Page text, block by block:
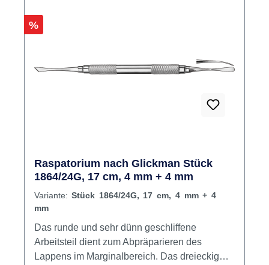
Rabatt
%
Raspatorium nach Glickman Stück
1864/24G, 17 cm, 4 mm + 4 mm
Variante: Stück 1864/24G, 17 cm, 4 mm + 4
mm
Das runde und sehr dünn geschliffene
Arbeitsteil dient zum Abpräparieren des
Lappens im Marginalbereich. Das dreieckig